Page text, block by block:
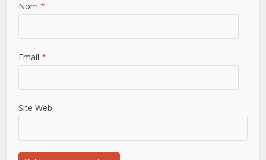
Nom *
Email *
Site Web